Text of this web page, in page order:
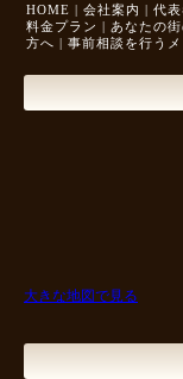
HOME | 会社案内 | 代
料金プラン | あなたの
方へ | 事前相談を行うメ
大きな地図で見る